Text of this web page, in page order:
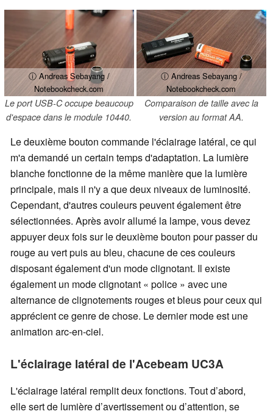
ⓘ Andreas Sebayang /
Notebookcheck.com
Le port USB-C occupe beaucoup
d'espace dans le module 10440.
ⓘ Andreas Sebayang /
Notebookcheck.com
Comparaison de taille avec la
version au format AA.
Le deuxième bouton commande l'éclairage latéral, ce qui
m'a demandé un certain temps d'adaptation. La lumière
blanche fonctionne de la même manière que la lumière
principale, mais il n'y a que deux niveaux de luminosité.
Cependant, d'autres couleurs peuvent également être
sélectionnées. Après avoir allumé la lampe, vous devez
appuyer deux fois sur le deuxième bouton pour passer du
rouge au vert puis au bleu, chacune de ces couleurs
disposant également d'un mode clignotant. Il existe
également un mode clignotant « police » avec une
alternance de clignotements rouges et bleus pour ceux qui
apprécient ce genre de chose. Le dernier mode est une
animation arc-en-ciel.
L'éclairage latéral de l'Acebeam UC3A
L'éclairage latéral remplit deux fonctions. Tout d’abord,
elle sert de lumière d’avertissement ou d’attention, se